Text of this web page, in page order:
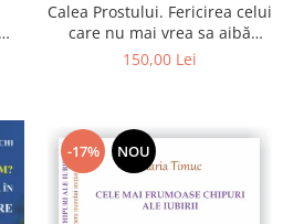
Calea Prostului. Fericirea celui
care nu mai vrea sa aibă
dreptate - Intoarcerea la
150,00 Lei
-17% NOU